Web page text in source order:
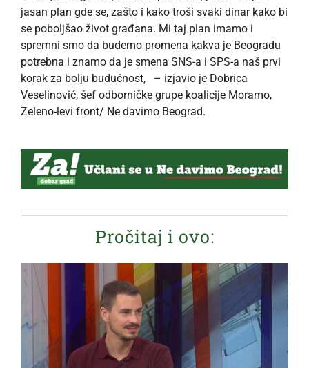
jasan plan gde se, zašto i kako troši svaki dinar kako bi
se poboljšao život građana. Mi taj plan imamo i
spremni smo da budemo promena kakva je Beogradu
potrebna i znamo da je smena SNS-a i SPS-a naš prvi
korak za bolju budućnost, – izjavio je Dobrica
Veselinović, šef odborničke grupe koalicije Moramo,
Zeleno-levi front/ Ne davimo Beograd.
Pročitaj i ovo: